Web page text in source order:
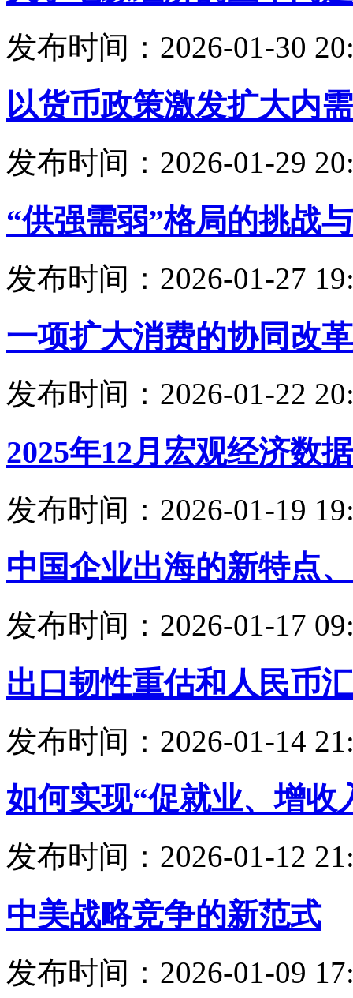
发布时间：2026-01-30
以货币政策激发扩大内
发布时间：2026-01-29
“供强需弱”格局的挑战
发布时间：2026-01-27
一项扩大消费的协同改
发布时间：2026-01-22
2025年12月宏观经济数
发布时间：2026-01-19
中国企业出海的新特点
发布时间：2026-01-17
出口韧性重估和人民币
发布时间：2026-01-14
如何实现“促就业、增收
发布时间：2026-01-12
中美战略竞争的新范式
发布时间：2026-01-09